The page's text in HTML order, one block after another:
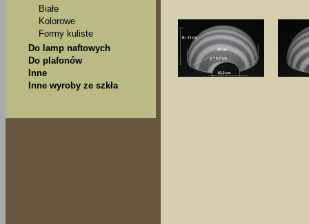
Białe
Kolorowe
Formy kuliste
Do lamp naftowych
Do plafonów
Inne
Inne wyroby ze szkła